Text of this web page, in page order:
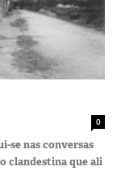
0
se nas conversas
clandestina que ali